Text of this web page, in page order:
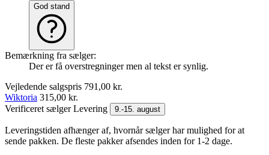
God stand
Bemærkning fra sælger:
Der er få overstregninger men al tekst er synlig.
Vejledende salgspris 791,00 kr.
Wiktoria 315,00 kr.
Verificeret sælgerLevering 9.-15. august
Leveringstiden afhænger af, hvornår sælger har mulighed for at
sende pakken. De fleste pakker afsendes inden for 1-2 dage.